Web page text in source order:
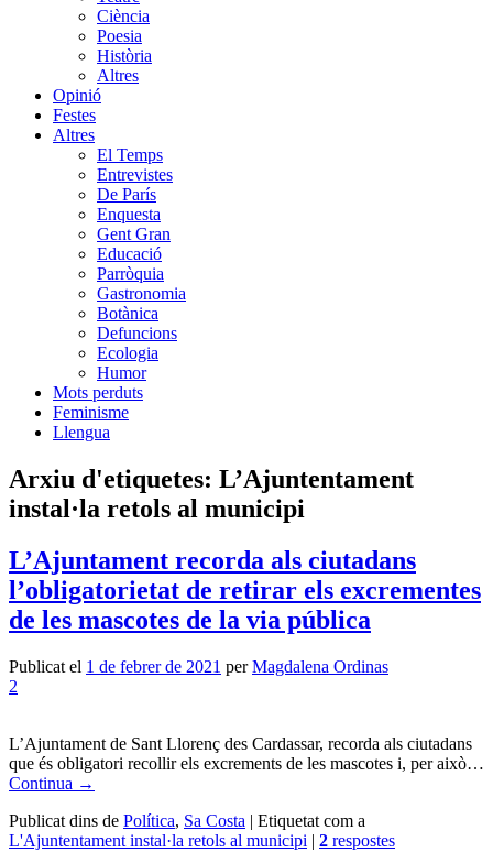
Ciència
Poesia
Història
Altres
Opinió
Festes
Altres
El Temps
Entrevistes
De París
Enquesta
Gent Gran
Educació
Parròquia
Gastronomia
Botànica
Defuncions
Ecologia
Humor
Mots perduts
Feminisme
Llengua
Arxiu d'etiquetes: L’Ajuntentament
instal·la retols al municipi
L’Ajuntament recorda als ciutadans
l’obligatorietat de retirar els excrementes
de les mascotes de la via pública
Publicat el 1 de febrer de 2021 perMagdalena Ordinas
2
L’Ajuntament de Sant Llorenç des Cardassar, recorda als ciutadans
que és obligatori recollir els excrements de les mascotes i, per això…
Continua →
Publicat dins de Política, Sa Costa | Etiquetat com a
L'Ajuntentament instal·la retols al municipi | 2 respostes